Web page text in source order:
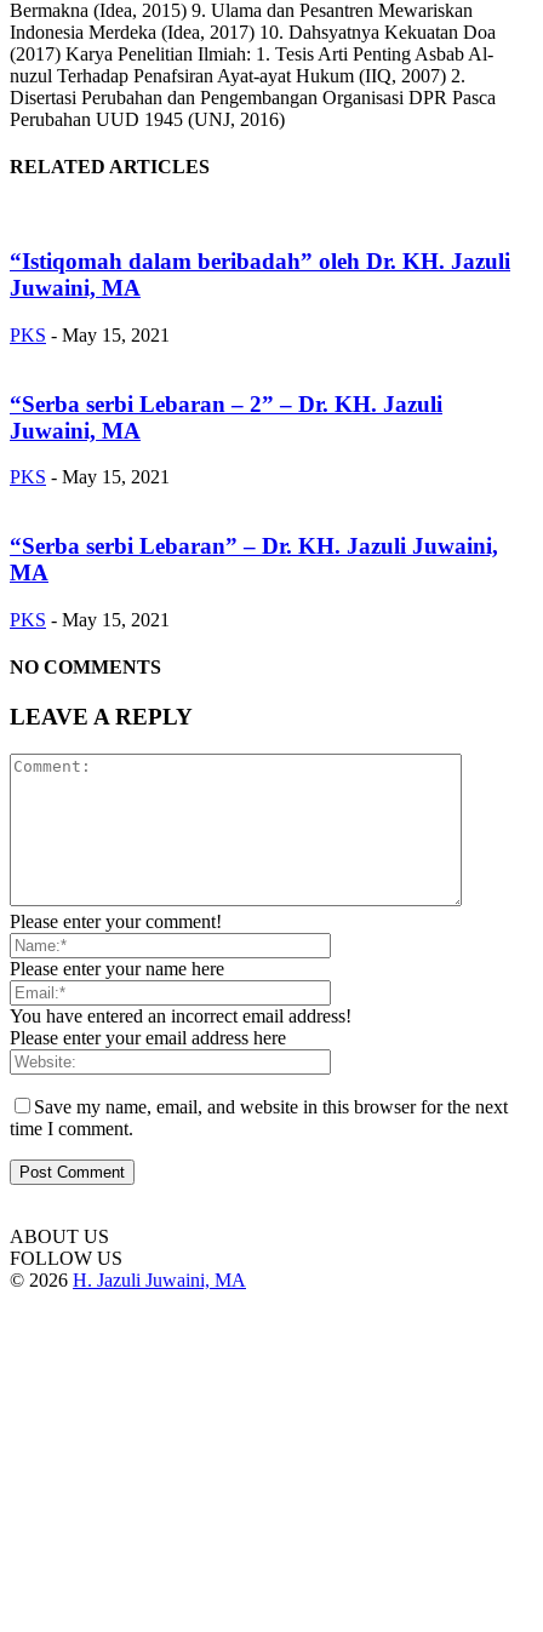
Bermakna (Idea, 2015) 9. Ulama dan Pesantren Mewariskan
Indonesia Merdeka (Idea, 2017) 10. Dahsyatnya Kekuatan Doa
(2017) Karya Penelitian Ilmiah: 1. Tesis Arti Penting Asbab Al-
nuzul Terhadap Penafsiran Ayat-ayat Hukum (IIQ, 2007) 2.
Disertasi Perubahan dan Pengembangan Organisasi DPR Pasca
Perubahan UUD 1945 (UNJ, 2016)
RELATED ARTICLES
“Istiqomah dalam beribadah” oleh Dr. KH. Jazuli
Juwaini, MA
PKS - May 15, 2021
“Serba serbi Lebaran – 2” – Dr. KH. Jazuli
Juwaini, MA
PKS - May 15, 2021
“Serba serbi Lebaran” – Dr. KH. Jazuli Juwaini,
MA
PKS - May 15, 2021
NO COMMENTS
LEAVE A REPLY
Please enter your comment!
Please enter your name here
You have entered an incorrect email address!
Please enter your email address here
Save my name, email, and website in this browser for the next
time I comment.
ABOUT US
FOLLOW US
© 2026 H. Jazuli Juwaini, MA